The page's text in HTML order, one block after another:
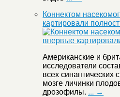
Коннектом
картировали
Американские и
исследователи
всех синаптических
мозге личинки
дрозофилы. ... →